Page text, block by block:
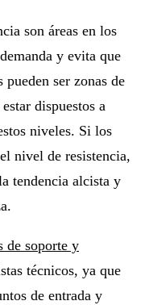
son áreas en los
y evita que
ser zonas de
dispuestos a
niveles. Si los
nivel de resistencia,
tendencia alcista y
de soporte y
técnicos, ya que
de entrada y